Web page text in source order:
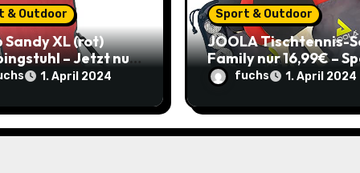
& Outdoor
Sandy XL (rot)
– Jetzt nur
statt 60,95€ –
1. April 2024
Sport & Outdoor
JOOLA Tischtennis-
Family nur 16,99€ –
3,71€ im Vergleich
alten Preis!
fuchs 1. April 2024